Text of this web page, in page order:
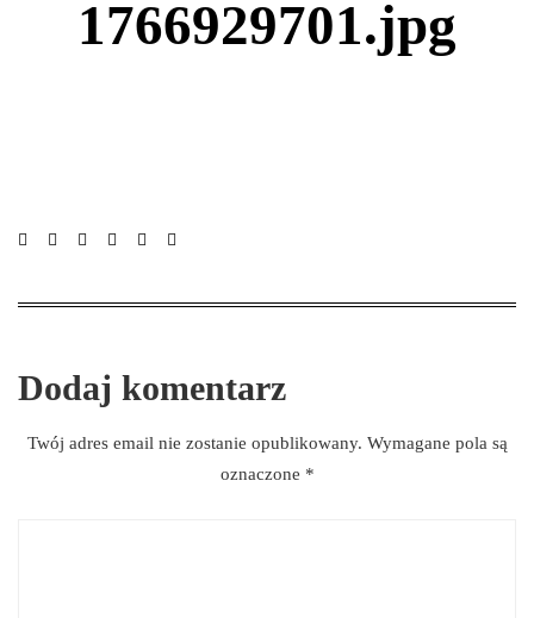
1766929701.jpg
Dodaj komentarz
Twój adres email nie zostanie opublikowany. Wymagane pola są
oznaczone *